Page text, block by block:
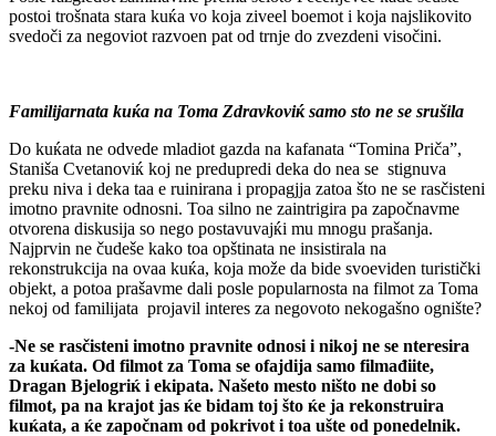
postoi trošnata stara kuќa vo koja ziveel boemot i koja najslikovito
svedoči za negoviot razvoen pat od trnje do zvezdeni visočini.
Familijarnata kuќa na Toma Zdravkoviќ samo sto ne se srušila
Do kuќata ne odvede mladiot gazda na kafanata “Tomina Priča”,
Staniša Cvetanoviќ koj ne predupredi deka do nea se stignuva
preku niva i deka taa e ruinirana i propagjja zatoa što ne se rasčisteni
imotno pravnite odnosni. Toa silno ne zaintrigira pa započnavme
otvorena diskusija so nego postavuvajќi mu mnogu prašanja.
Najprvin ne čudeše kako toa opštinata ne insistirala na
rekonstrukcija na ovaa kuќa, koja može da bide svoeviden turistički
objekt, a potoa prašavme dali posle popularnosta na filmot za Toma
nekoj od familijata projavil interes za negovoto nekogašno ognište?
-Ne se rasčisteni imotno pravnite odnosi i nikoj ne se nteresira
za kuќata. Od filmot za Toma se ofajdija samo filmađiite,
Dragan Bjelogriќ i ekipata. Našeto mesto ništo ne dobi so
filmot, pa na krajot jas ќe bidam toj što ќe ja rekonstruira
kuќata, a ќe započnam od pokrivot i toa ušte od ponedelnik.